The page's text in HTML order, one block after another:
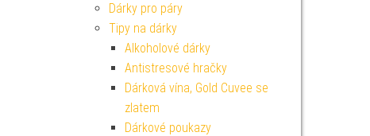
Dárky pro páry
Tipy na dárky
Alkoholové dárky
Antistresové hračky
Dárková vína, Gold Cuvee se
zlatem
Dárkové poukazy